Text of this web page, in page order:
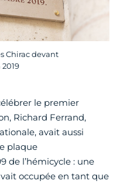
Chirac devant
le premier
Richard Ferrand,
avait aussi
plaque
de l’hémicycle : une
occupée en tant que